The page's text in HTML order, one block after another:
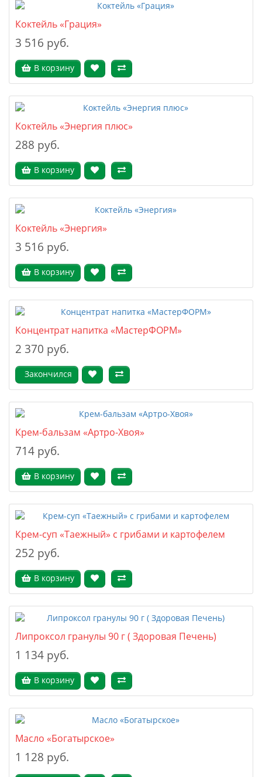
Коктейль «Грация»
3 516 руб.
В корзину
Коктейль «Энергия плюс»
288 руб.
В корзину
Коктейль «Энергия»
3 516 руб.
В корзину
Концентрат напитка «МастерФОРМ»
2 370 руб.
Закончился
Крем-бальзам «Артро-Хвоя»
714 руб.
В корзину
Крем-суп «Таежный» с грибами и картофелем
252 руб.
В корзину
Липроксол гранулы 90 г ( Здоровая Печень)
1 134 руб.
В корзину
Масло «Богатырское»
1 128 руб.